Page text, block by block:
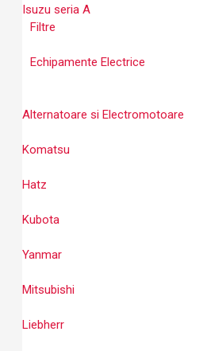
Isuzu seria A
Filtre
Echipamente Electrice
Alternatoare si Electromotoare
Komatsu
Hatz
Kubota
Yanmar
Mitsubishi
Liebherr